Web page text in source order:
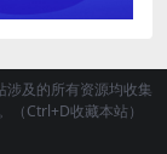
及的所有资源均收集
（Ctrl+D收藏本站）